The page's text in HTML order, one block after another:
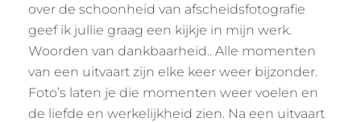
over de schoonheid van afscheidsfotografie
geef ik jullie graag een kijkje in mijn werk.
Woorden van dankbaarheid.. Alle momenten
van een uitvaart zijn elke keer weer bijzonder.
Foto’s laten je die momenten weer voelen en
de liefde en werkelijkheid zien. Na een uitvaart